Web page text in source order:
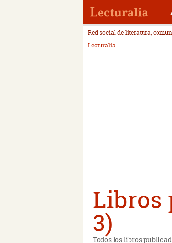
Red social de literatura,
Lecturalia
Libros
3)
Todos los libros